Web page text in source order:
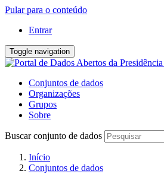
Pular para o conteúdo
Entrar
Toggle navigation
Conjuntos de dados
Organizações
Grupos
Sobre
Buscar conjunto de dados
Início
Conjuntos de dados